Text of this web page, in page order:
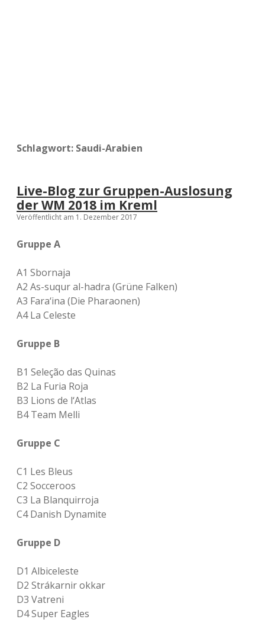
Schlagwort: Saudi-Arabien
Live-Blog zur Gruppen-Auslosung
der WM 2018 im Kreml
Veröffentlicht am 1. Dezember 2017
Gruppe A
A1 Sbornaja
A2 As-suqur al-hadra (Grüne Falken)
A3 Fara‘ina (Die Pharaonen)
A4 La Celeste
Gruppe B
B1 Seleção das Quinas
B2 La Furia Roja
B3 Lions de l‘Atlas
B4 Team Melli
Gruppe C
C1 Les Bleus
C2 Socceroos
C3 La Blanquirroja
C4 Danish Dynamite
Gruppe D
D1 Albiceleste
D2 Strákarnir okkar
D3 Vatreni
D4 Super Eagles